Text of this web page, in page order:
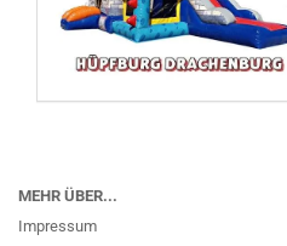
MEHR ÜBER...
Impressum